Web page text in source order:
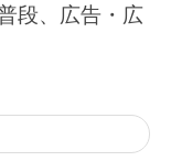
段、広告・広